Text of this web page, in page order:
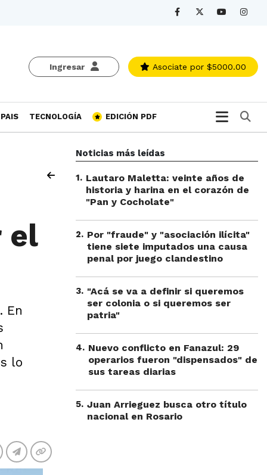
Ingresar Asociate por $5000.00
PAIS TECNOLOGÍA EDICIÓN PDF
el
En
lo
Noticias más leídas
1. Lautaro Maletta: veinte años de
historia y harina en el corazón de
"Pan y Cocholate"
2. Por "fraude" y "asociación ilícita"
tiene siete imputados una causa
penal por juego clandestino
3. "Acá se va a definir si queremos
ser colonia o si queremos ser
patria"
4. Nuevo conflicto en Fanazul: 29
operarios fueron "dispensados" de
sus tareas diarias
5. Juan Arrieguez busca otro título
nacional en Rosario